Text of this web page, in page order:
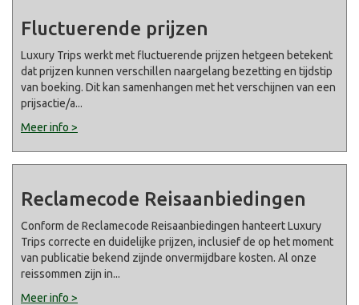
Fluctuerende prijzen
Luxury Trips werkt met fluctuerende prijzen hetgeen betekent
dat prijzen kunnen verschillen naargelang bezetting en tijdstip
van boeking. Dit kan samenhangen met het verschijnen van een
prijsactie/a...
Meer info >
Reclamecode Reisaanbiedingen
Conform de Reclamecode Reisaanbiedingen hanteert Luxury
Trips correcte en duidelijke prijzen, inclusief de op het moment
van publicatie bekend zijnde onvermijdbare kosten. Al onze
reissommen zijn in...
Meer info >